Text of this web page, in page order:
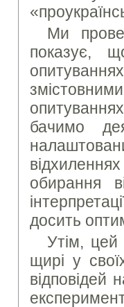
Ми
показує,
бачимо
обирання
досить
Утім, цей
щирі у
відповідей